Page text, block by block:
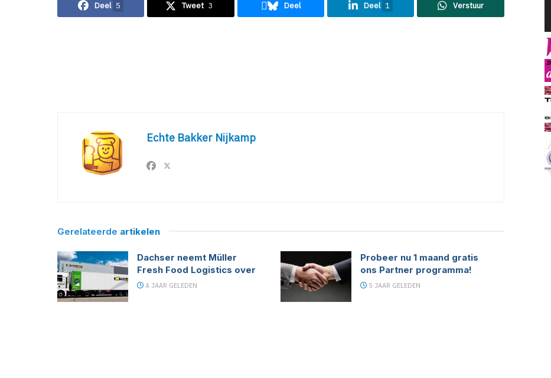
Deel 5 Tweet 3 Deel Deel 1 Verstuur
Echte Bakker Nijkamp
Gerelateerde artikelen
Dachser neemt Müller
Fresh Food Logistics over
4 JAAR GELEDEN
Probeer nu 1 maand gratis
ons Partner programma!
5 JAAR GELEDEN